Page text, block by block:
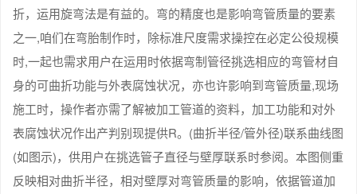
折，运用旋弯法是有益的。弯的精度也是影响弯管质量的要素
之一,咱们在弯胎制作时，除标准尺度需求操控在必定公役规模
时,一起也需求用户在运用时依据弯制管径挑选相应的弯管材自
身的可曲折功能与外表腐蚀状况，亦也许影响到弯管质量,现场
施工时，操作者亦需了解被加工管道的资料，加工功能和对外
表腐蚀状况作出产判别现提供R。(曲折半径/管外径)联系曲线图
(如图示)，供用户在挑选管子直径与壁厚联系时参阅。本图侧重
反映相对曲折半径，相对壁厚对弯管质量的影响，依据管道加